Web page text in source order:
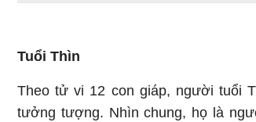
Tuổi Thìn
Theo tử vi 12 con giáp, người tuổi
tưởng tượng. Nhìn chung, họ là